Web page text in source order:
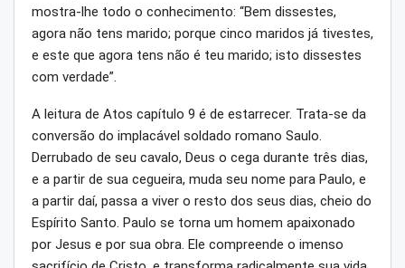
mostra-lhe todo o conhecimento: “Bem dissestes,
agora não tens marido; porque cinco maridos já tivestes,
e este que agora tens não é teu marido; isto dissestes
com verdade”.
A leitura de Atos capítulo 9 é de estarrecer. Trata-se da
conversão do implacável soldado romano Saulo.
Derrubado de seu cavalo, Deus o cega durante três dias,
e a partir de sua cegueira, muda seu nome para Paulo, e
a partir daí, passa a viver o resto dos seus dias, cheio do
Espírito Santo. Paulo se torna um homem apaixonado
por Jesus e por sua obra. Ele compreende o imenso